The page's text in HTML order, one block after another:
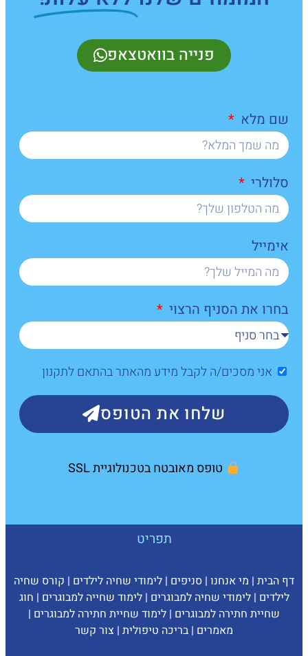
פנייה בוואטצאפ
שם מלא
סלולרי
אימייל
בחרו את הסניף הרצוי
אני מסכים/ה לקבל מידע מהאתר בהתאם לתקנון
שלחו את הטופס
טופס מאובטח בטכנולוגיית SSL
תפריט
דף הבית | מי אנחנו | סניפים | לימודי שחיה לילדים | קורס שחיה
לילדים |לימודי שחיה למבוגרים |לימוד שחייה למבוגרים | חוג
שחיית חתירה למבוגרים | לימוד שחיית חתירה למבוגרים |
מאמרים | בריכה טיפולית | צור קשר